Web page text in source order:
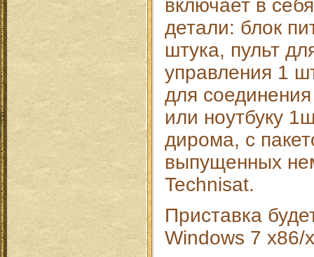
включает в
детали: блок
штука, пульт
управления 1
для
или ноутбуку
дирома, с
выпущенных
Technisat.
Приставка
Windows 7 x86/